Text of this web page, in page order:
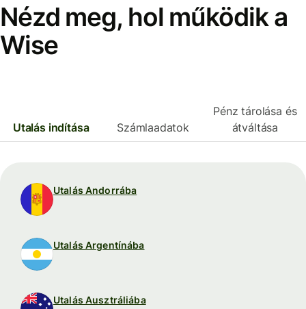
Nézd meg, hol működik a
Wise
Utalás indítása Számlaadatok
Pénz tárolása és
átváltása
Utalás Andorrába
Utalás Argentínába
Utalás Ausztráliába